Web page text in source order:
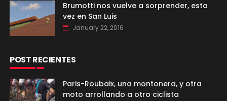
Brumotti nos vuelve a sorprender, esta
vez en San Luis
January 22, 2016
POST RECIENTES
Paris-Roubaix, una montonera, y otra
moto arrollando a otro ciclista